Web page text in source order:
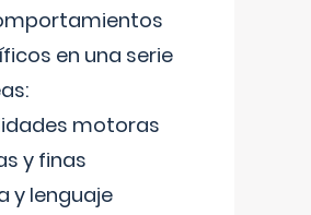
en una serie
motoras
y finas
y lenguaje